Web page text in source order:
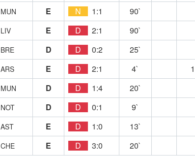
MUN E N 1:1
90`
LIV E D 2:1
90`
BRE D D 0:2
25`
ARS E D 2:1 4`
1
MUN D D 1:4
20`
NOT D D 0:1
9`
AST E D 1:0
13`
CHE E D 3:0 20`